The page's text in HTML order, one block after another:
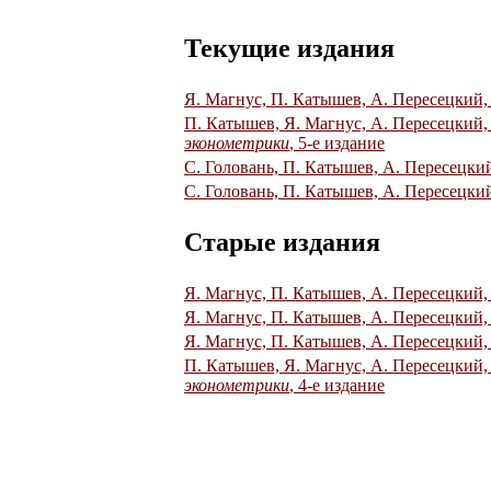
Текущие издания
Я. Магнус, П. Катышев, А. Пересецкий,
П. Катышев, Я. Магнус, А. Пересецкий,
эконометрики, 5-е издание
С. Головань, П. Катышев, А.
С. Головань, П. Катышев, А.
Старые издания
Я. Магнус, П. Катышев, А. Пересецкий,
Я. Магнус, П. Катышев, А. Пересецкий,
Я. Магнус, П. Катышев, А. Пересецкий,
П. Катышев, Я. Магнус, А. Пересецкий,
эконометрики, 4-е издание